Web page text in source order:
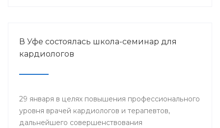
В Уфе состоялась школа-семинар для
кардиологов
29 января в целях повышения профессионального
уровня врачей кардиологов и терапевтов,
дальнейшего совершенствования